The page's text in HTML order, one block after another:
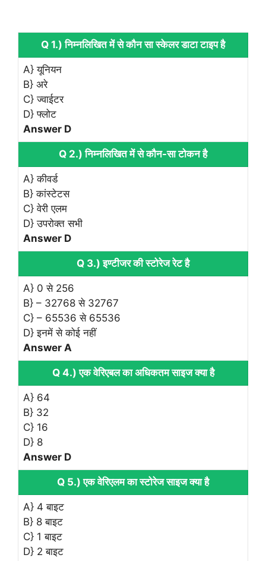
Q 1.) निम्नलिखित में से कौन सा स्केलर डाटा टाइप है
A} यूनियन
B} अरे
C} ज्वाईटर
D} फ्लोट
Answer D
Q 2.) निम्नलिखित में से कौन-सा टोकन है
A} कीवर्ड
B} कांस्टेटस
C} वेरी एलम
D} उपरोक्त सभी
Answer D
Q 3.) इण्टीजर की स्टोरेज रेट है
A} 0 से 256
B} – 32768 से 32767
C} – 65536 से 65536
D} इनमें से कोई नहीं
Answer A
Q 4.) एक वेरिएबल का अधिकतम साइज क्या है
A} 64
B} 32
C} 16
D} 8
Answer D
Q 5.) एक वेरिएलम का स्टोरेज साइज क्या है
A} 4 बाइट
B} 8 बाइट
C} 1 बाइट
D} 2 बाइट